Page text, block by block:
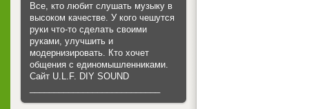
Все, кто любит слушать музыку в
высоком качестве. У кого чешутся
руки что-то сделать своими
руками, улучшить и
модернизировать. Кто хочет
общения с единомышленниками.
Cайт U.L.F. DIY SOUND